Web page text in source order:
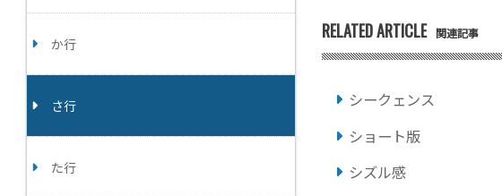
か行
さ行
た行
RELATED ARTICLE 関連記事
シークェンス
ショート版
シズル感